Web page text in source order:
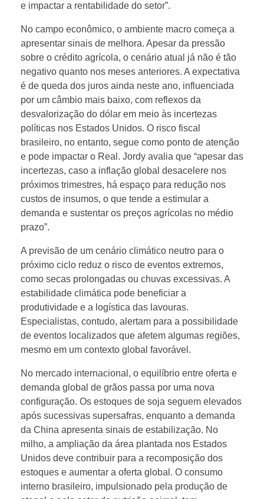
e
n
c
i
a
r
o
m
e
r
c
a
d
o
d
e impactar a rentabilidade do setor”.
No campo econômico, o ambiente macro começa a
apresentar sinais de melhora. Apesar da pressão
sobre o crédito agrícola, o cenário atual já não é tão
negativo quanto nos meses anteriores. A expectativa
é de queda dos juros ainda neste ano, influenciada
por um câmbio mais baixo, com reflexos da
desvalorização do dólar em meio às incertezas
políticas nos Estados Unidos. O risco fiscal
brasileiro, no entanto, segue como ponto de atenção
e pode impactar o Real. Jordy avalia que “apesar das
incertezas, caso a inflação global desacelere nos
próximos trimestres, há espaço para redução nos
custos de insumos, o que tende a estimular a
demanda e sustentar os preços agrícolas no médio
prazo”.
A previsão de um cenário climático neutro para o
próximo ciclo reduz o risco de eventos extremos,
como secas prolongadas ou chuvas excessivas. A
estabilidade climática pode beneficiar a
produtividade e a logística das lavouras.
Especialistas, contudo, alertam para a possibilidade
de eventos localizados que afetem algumas regiões,
mesmo em um contexto global favorável.
No mercado internacional, o equilíbrio entre oferta e
demanda global de grãos passa por uma nova
configuração. Os estoques de soja seguem elevados
após sucessivas supersafras, enquanto a demanda
da China apresenta sinais de estabilização. No
milho, a ampliação da área plantada nos Estados
Unidos deve contribuir para a recomposição dos
estoques e aumentar a oferta global. O consumo
interno brasileiro, impulsionado pela produção de